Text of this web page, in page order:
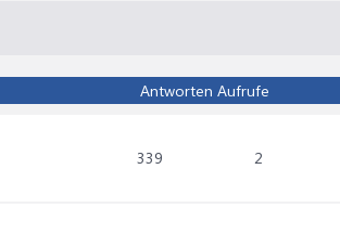
Antworten Aufrufe
339 2